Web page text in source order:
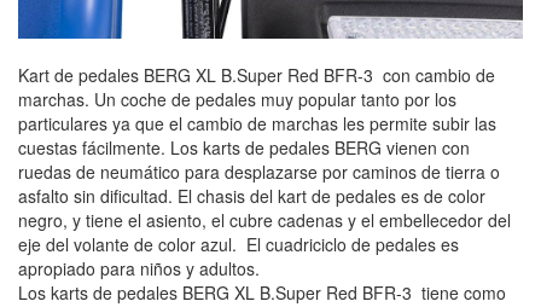
Kart de pedales BERG XL B.Super Red BFR-3 con cambio de
marchas. Un coche de pedales muy popular tanto por los
particulares ya que el cambio de marchas les permite subir las
cuestas fácilmente. Los karts de pedales BERG vienen con
ruedas de neumático para desplazarse por caminos de tierra o
asfalto sin dificultad. El chasis del kart de pedales es de color
negro, y tiene el asiento, el cubre cadenas y el embellecedor del
eje del volante de color azul. El cuadriciclo de pedales es
apropiado para niños y adultos.
Los karts de pedales BERG XL B.Super Red BFR-3 tiene como